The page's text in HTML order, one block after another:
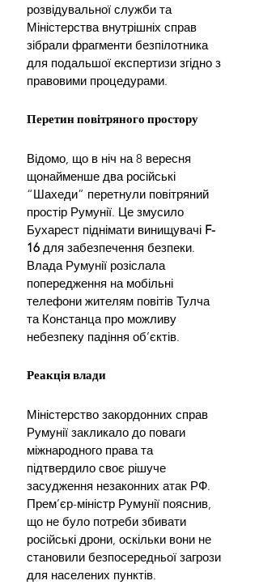
розвідувальної служби та
Міністерства внутрішніх справ
зібрали фрагменти безпілотника
для подальшої експертизи згідно з
правовими процедурами.
Перетин повітряного простору
Відомо, що в ніч на 8 вересня
щонайменше два російські
“Шахеди” перетнули повітряний
простір Румунії. Це змусило
Бухарест піднімати винищувачі F-
16 для забезпечення безпеки.
Влада Румунії розіслала
попередження на мобільні
телефони жителям повітів Тулча
та Констанца про можливу
небезпеку падіння об’єктів.
Реакція влади
Міністерство закордонних справ
Румунії закликало до поваги
міжнародного права та
підтвердило своє рішуче
засудження незаконних атак РФ.
Прем’єр-міністр Румунії пояснив,
що не було потреби збивати
російські дрони, оскільки вони не
становили безпосередньої загрози
для населених пунктів.